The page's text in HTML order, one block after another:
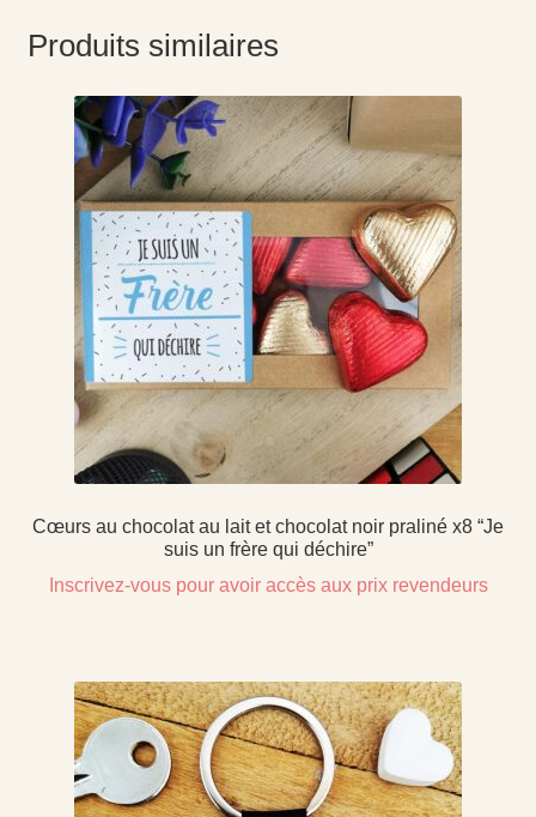
Produits similaires
Cœurs au chocolat au lait et chocolat noir praliné x8 “Je
suis un frère qui déchire”
Inscrivez-vous pour avoir accès aux prix revendeurs